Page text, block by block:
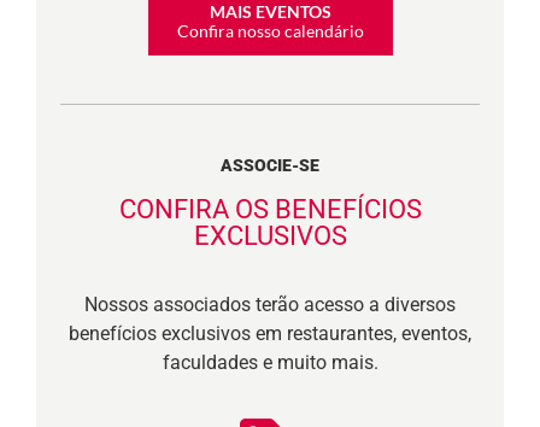
MAIS EVENTOS
Confira nosso calendário
ASSOCIE-SE
CONFIRA OS BENEFÍCIOS
EXCLUSIVOS
Nossos associados terão acesso a diversos
benefícios exclusivos em restaurantes, eventos,
faculdades e muito mais.